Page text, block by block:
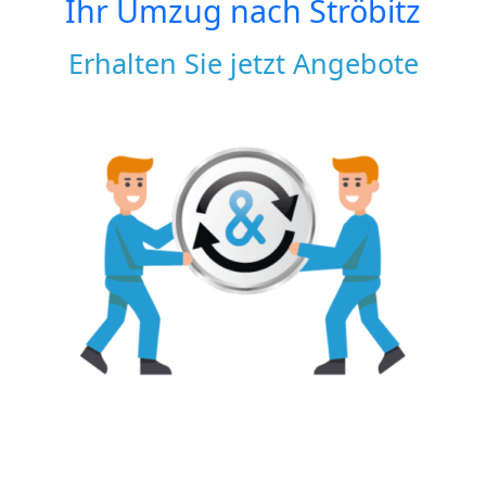
Ihr Umzug nach Ströbitz
Erhalten Sie jetzt Angebote